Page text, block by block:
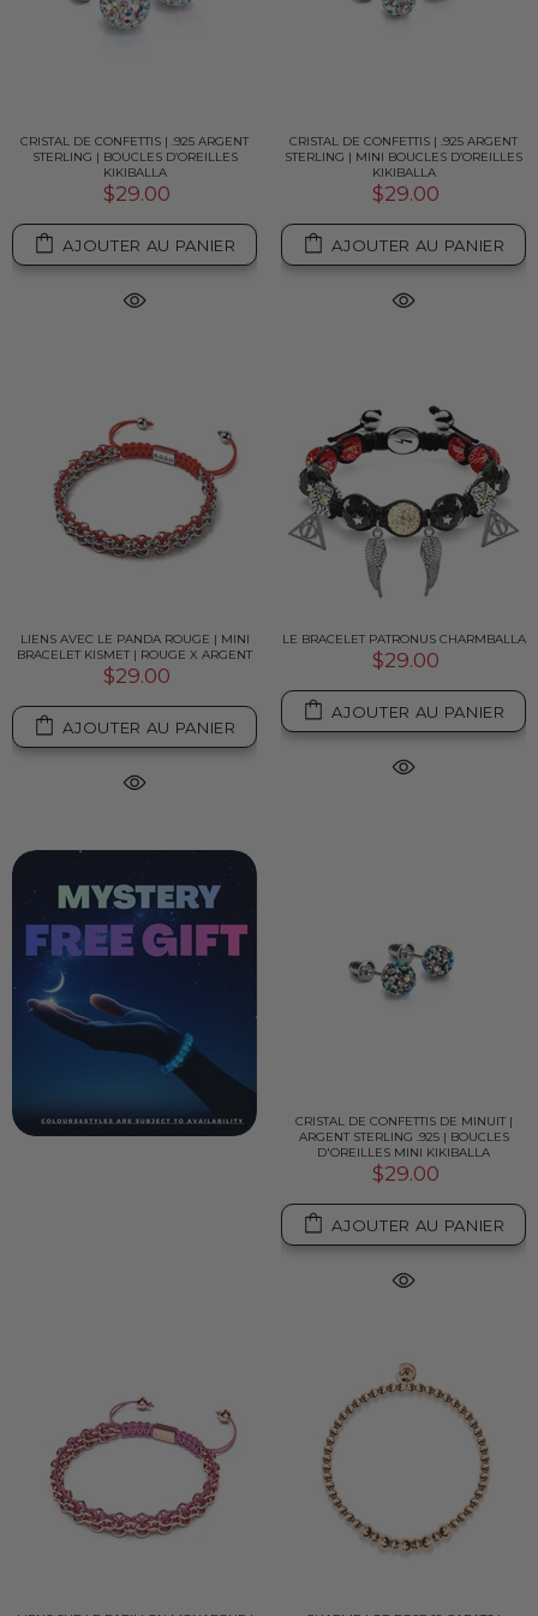
CRISTAL DE CONFETTIS | .925 ARGENT
STERLING | BOUCLES D’OREILLES
KIKIBALLA
$29.00
AJOUTER AU PANIER
CRISTAL DE CONFETTIS | .925 ARGENT
STERLING | MINI BOUCLES D’OREILLES
KIKIBALLA
$29.00
AJOUTER AU PANIER
LIENS AVEC LE PANDA ROUGE | MINI
BRACELET KISMET | ROUGE X ARGENT
$29.00
AJOUTER AU PANIER
LE BRACELET PATRONUS CHARMBALLA
$29.00
AJOUTER AU PANIER
CRISTAL DE CONFETTIS DE MINUIT |
ARGENT STERLING .925 | BOUCLES
D'OREILLES MINI KIKIBALLA
$29.00
AJOUTER AU PANIER